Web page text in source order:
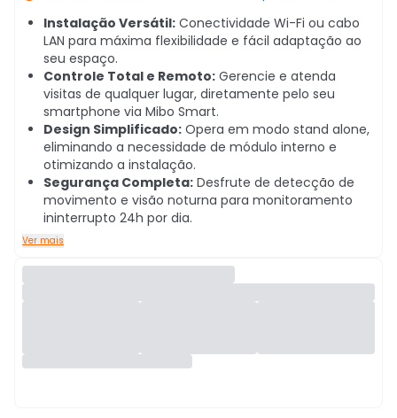
Instalação Versátil: Conectividade Wi-Fi ou cabo
LAN para máxima flexibilidade e fácil adaptação ao
seu espaço.
Controle Total e Remoto: Gerencie e atenda
visitas de qualquer lugar, diretamente pelo seu
smartphone via Mibo Smart.
Design Simplificado: Opera em modo stand alone,
eliminando a necessidade de módulo interno e
otimizando a instalação.
Segurança Completa: Desfrute de detecção de
movimento e visão noturna para monitoramento
ininterrupto 24h por dia.
Ver mais